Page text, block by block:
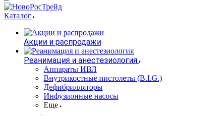
Каталог
Акции и распродажи
Реанимация и анестезиология
Аппараты ИВЛ
Внутрикостные пистолеты (B.I.G.)
Дефибрилляторы
Инфузионные насосы
Еще